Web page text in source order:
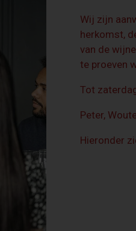
Wij zijn
herkomst,
van de
te proeven
Tot
Peter,
Hieronder